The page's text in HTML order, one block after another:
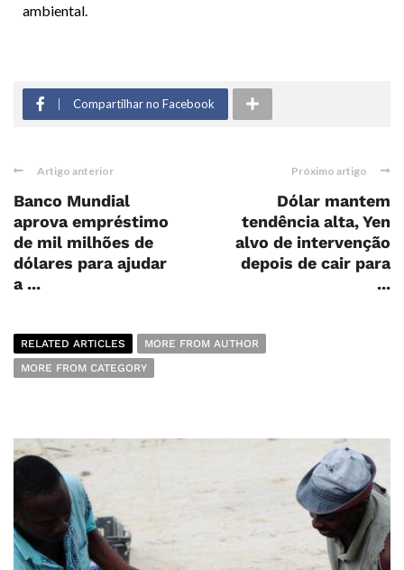
ambiental.
Compartilhar no Facebook
Artigo anterior
Banco Mundial
aprova empréstimo
de mil milhões de
dólares para ajudar
a ...
Próximo artigo
Dólar mantem
tendência alta, Yen
alvo de intervenção
depois de cair para
...
RELATED ARTICLES
MORE FROM AUTHOR
MORE FROM CATEGORY